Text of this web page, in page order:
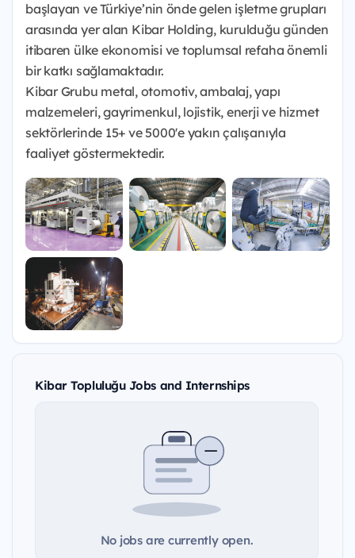
başlayan ve Türkiye’nin önde gelen işletme grupları
arasında yer alan Kibar Holding, kurulduğu günden
itibaren ülke ekonomisi ve toplumsal refaha önemli
bir katkı sağlamaktadır.
Kibar Grubu metal, otomotiv, ambalaj, yapı
malzemeleri, gayrimenkul, lojistik, enerji ve hizmet
sektörlerinde 15+ ve 5000'e yakın çalışanıyla
faaliyet göstermektedir.
Kibar Topluluğu Jobs and Internships
No jobs are currently open.